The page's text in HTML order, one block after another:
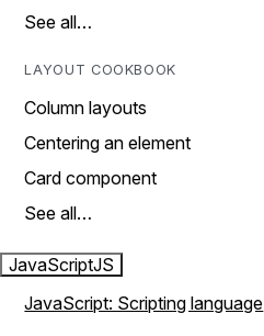
See all…
LAYOUT COOKBOOK
Column layouts
Centering an element
Card component
See all…
JavaScriptJS
JavaScript: Scripting language